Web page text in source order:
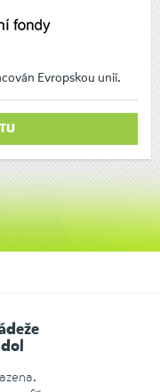
Evropskou unií.